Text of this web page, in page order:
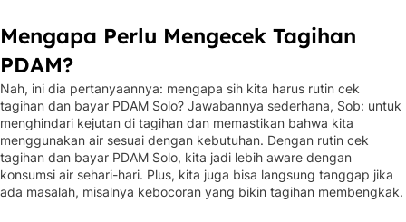
Mengapa Perlu Mengecek Tagihan
PDAM?
Nah, ini dia pertanyaannya: mengapa sih kita harus rutin cek
tagihan dan bayar PDAM Solo? Jawabannya sederhana, Sob: untuk
menghindari kejutan di tagihan dan memastikan bahwa kita
menggunakan air sesuai dengan kebutuhan. Dengan rutin cek
tagihan dan bayar PDAM Solo, kita jadi lebih aware dengan
konsumsi air sehari-hari. Plus, kita juga bisa langsung tanggap jika
ada masalah, misalnya kebocoran yang bikin tagihan membengkak.